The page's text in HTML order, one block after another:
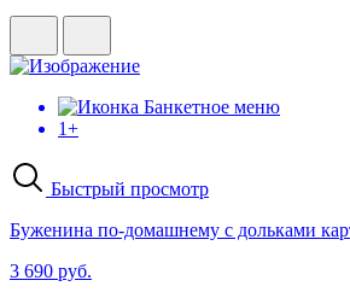
Банкетное меню
1+
Быстрый просмотр
Буженина по-домашнему с дольками
3 690 руб.